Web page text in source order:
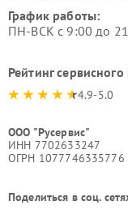
График работы:
ПН-ВСК с 9:00 до
Рейтинг
4.9-5.0
ООО "Русервис"
ИНН 7702633247
ОГРН 1077746335776
Поделиться в соц.